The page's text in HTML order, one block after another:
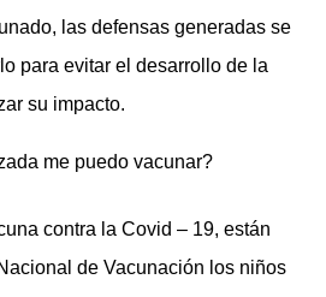
las defensas generadas se
para evitar el desarrollo de la
su impacto.
me puedo vacunar?
contra la Covid – 19, están
de Vacunación los niños